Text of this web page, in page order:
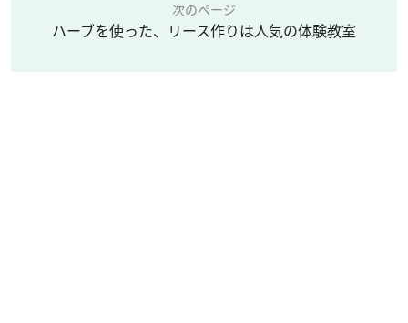
次のページ
ハーブを使った、リース作りは人気の体験教室